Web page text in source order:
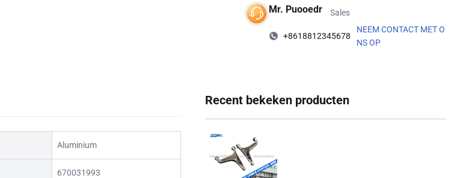
Mr. Puooedr Sales
+8618812345678
NEEM CONTACT MET O
NS OP
Aluminium
670031993
Recent bekeken producten‌